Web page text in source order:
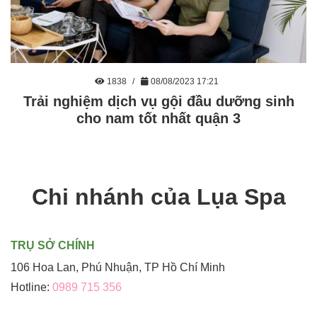
1838 08/08/2023 17:21
Trải nghiệm dịch vụ gội đầu dưỡng sinh
cho nam tốt nhất quận 3
Chi nhánh của Lụa Spa
TRỤ SỞ CHÍNH
106 Hoa Lan, Phú Nhuận, TP Hồ Chí Minh
Hotline: 0989 715 356